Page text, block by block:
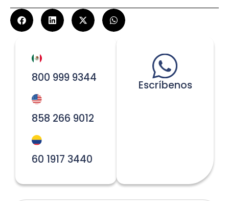
800 999 9344
858 266 9012
60 1917 3440
Escríbenos